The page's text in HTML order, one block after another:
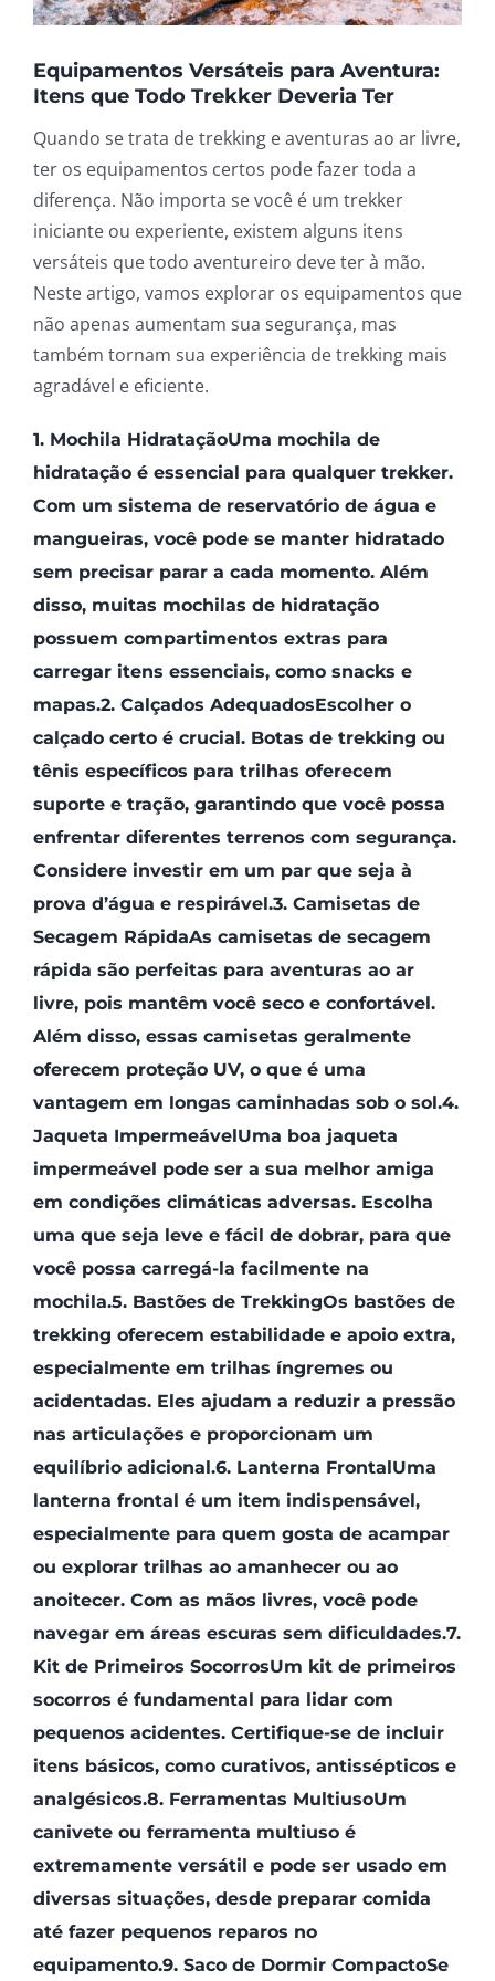
Equipamentos Versáteis para Aventura:
Itens que Todo Trekker Deveria Ter
Quando se trata de trekking e aventuras ao ar livre,
ter os equipamentos certos pode fazer toda a
diferença. Não importa se você é um trekker
iniciante ou experiente, existem alguns itens
versáteis que todo aventureiro deve ter à mão.
Neste artigo, vamos explorar os equipamentos que
não apenas aumentam sua segurança, mas
também tornam sua experiência de trekking mais
agradável e eficiente.
1. Mochila HidrataçãoUma mochila de
hidratação é essencial para qualquer trekker.
Com um sistema de reservatório de água e
mangueiras, você pode se manter hidratado
sem precisar parar a cada momento. Além
disso, muitas mochilas de hidratação
possuem compartimentos extras para
carregar itens essenciais, como snacks e
mapas.2. Calçados AdequadosEscolher o
calçado certo é crucial. Botas de trekking ou
tênis específicos para trilhas oferecem
suporte e tração, garantindo que você possa
enfrentar diferentes terrenos com segurança.
Considere investir em um par que seja à
prova d’água e respirável.3. Camisetas de
Secagem RápidaAs camisetas de secagem
rápida são perfeitas para aventuras ao ar
livre, pois mantêm você seco e confortável.
Além disso, essas camisetas geralmente
oferecem proteção UV, o que é uma
vantagem em longas caminhadas sob o sol.4.
Jaqueta ImpermeávelUma boa jaqueta
impermeável pode ser a sua melhor amiga
em condições climáticas adversas. Escolha
uma que seja leve e fácil de dobrar, para que
você possa carregá-la facilmente na
mochila.5. Bastões de TrekkingOs bastões de
trekking oferecem estabilidade e apoio extra,
especialmente em trilhas íngremes ou
acidentadas. Eles ajudam a reduzir a pressão
nas articulações e proporcionam um
equilíbrio adicional.6. Lanterna FrontalUma
lanterna frontal é um item indispensável,
especialmente para quem gosta de acampar
ou explorar trilhas ao amanhecer ou ao
anoitecer. Com as mãos livres, você pode
navegar em áreas escuras sem dificuldades.7.
Kit de Primeiros SocorrosUm kit de primeiros
socorros é fundamental para lidar com
pequenos acidentes. Certifique-se de incluir
itens básicos, como curativos, antissépticos e
analgésicos.8. Ferramentas MultiusoUm
canivete ou ferramenta multiuso é
extremamente versátil e pode ser usado em
diversas situações, desde preparar comida
até fazer pequenos reparos no
equipamento.9. Saco de Dormir CompactoSe